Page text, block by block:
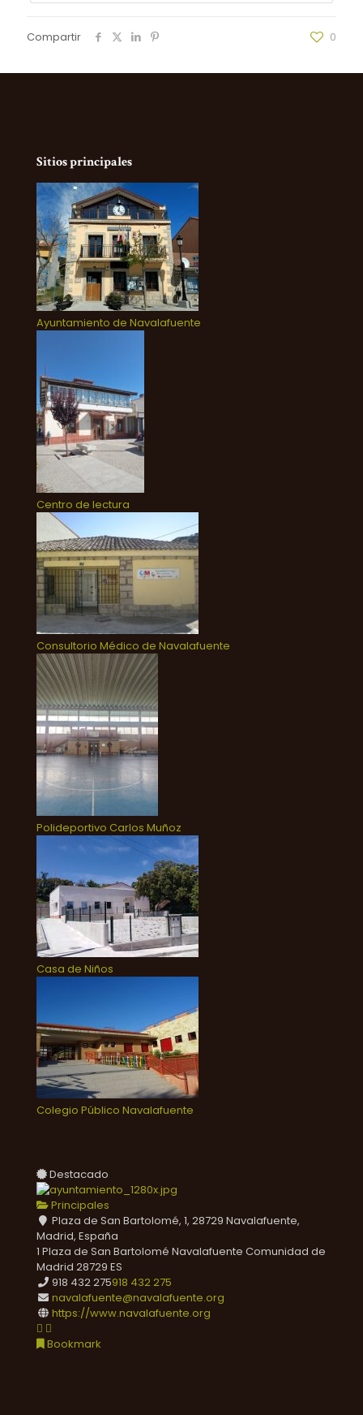
Compartir 0
Sitios principales
Ayuntamiento de Navalafuente
Centro de lectura
Consultorio Médico de Navalafuente
Polideportivo Carlos Muñoz
Casa de Niños
Colegio Público Navalafuente
Destacado
Principales
Plaza de San Bartolomé, 1, 28729 Navalafuente,
Madrid, España
1 Plaza de San Bartolomé Navalafuente Comunidad de
Madrid 28729 ES
918 432 275918 432 275
navalafuente@navalafuente.org
https://www.navalafuente.org
Bookmark